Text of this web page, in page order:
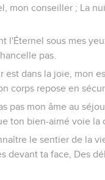
mon conseiller ; La
l'Éternel sous mes
pas.
est dans la joie, mon
corps repose en
pas mon âme au
ton bien-aimé voie la
le sentier de la
devant ta face, Des